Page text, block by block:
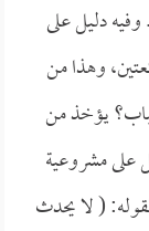
دليل على
وهذا من
يؤخذ من
على مشروعية
(لا يحدث